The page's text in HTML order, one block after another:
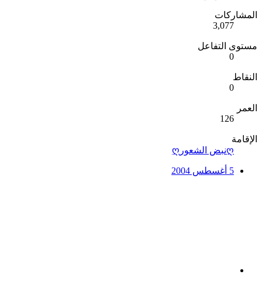
المشاركات
3,077
مستوى التفاعل
0
النقاط
0
العمر
126
الإقامة
ღنبض الشعورღ
5 أغسطس 2004